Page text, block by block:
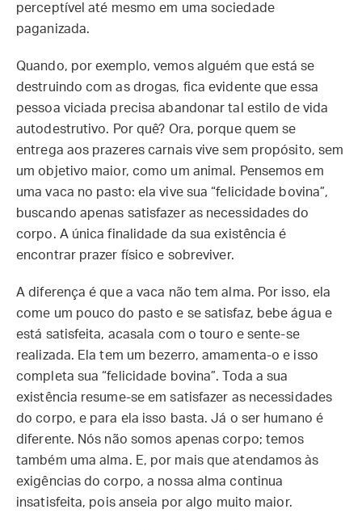
perceptível até mesmo em uma sociedade
paganizada.
Quando, por exemplo, vemos alguém que está se
destruindo com as drogas, fica evidente que essa
pessoa viciada precisa abandonar tal estilo de vida
autodestrutivo. Por quê? Ora, porque quem se
entrega aos prazeres carnais vive sem propósito, sem
um objetivo maior, como um animal. Pensemos em
uma vaca no pasto: ela vive sua “felicidade bovina”,
buscando apenas satisfazer as necessidades do
corpo. A única finalidade da sua existência é
encontrar prazer físico e sobreviver.
A diferença é que a vaca não tem alma. Por isso, ela
come um pouco do pasto e se satisfaz, bebe água e
está satisfeita, acasala com o touro e sente-se
realizada. Ela tem um bezerro, amamenta-o e isso
completa sua “felicidade bovina”. Toda a sua
existência resume-se em satisfazer as necessidades
do corpo, e para ela isso basta. Já o ser humano é
diferente. Nós não somos apenas corpo; temos
também uma alma. E, por mais que atendamos às
exigências do corpo, a nossa alma continua
insatisfeita, pois anseia por algo muito maior.